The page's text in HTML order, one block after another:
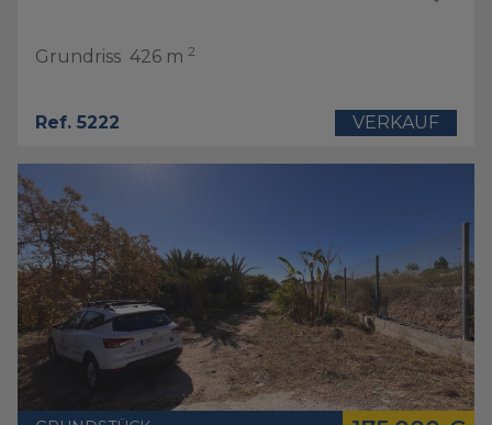
Grundriss 426 m 2
Ref. 5222 VERKAUF